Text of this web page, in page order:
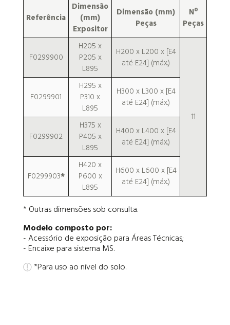
Referência
Dimensão
(mm)
Expositor
Dimensão (mm)
Peças
Nº
Peças
F0299900
H205 x
P205 x
L895
H200 x L200 x [E4
até E24] (máx.)
11
F0299901
H295 x
P310 x
L895
H300 x L300 x [E4
até E24] (máx.)
F0299902
H375 x
P405 x
L895
H400 x L400 x [E4
até E24] (máx.)
F0299903*
H420 x
P600 x
L895
H600 x L600 x [E4
até E24] (máx.)
* Outras dimensões sob consulta.
Modelo composto por:
- Acessório de exposição para Áreas Técnicas;
- Encaixe para sistema MS.
*Para uso ao nível do solo.